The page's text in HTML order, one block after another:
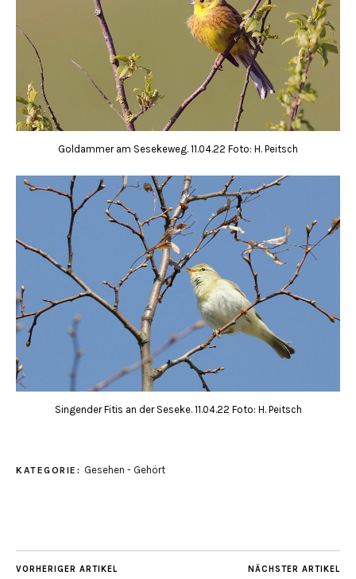
Goldammer am Sesekeweg. 11.04.22 Foto: H. Peitsch
Singender Fitis an der Seseke. 11.04.22 Foto: H. Peitsch
KATEGORIE: Gesehen - Gehört
VORHERIGER ARTIKEL NÄCHSTER ARTIKEL